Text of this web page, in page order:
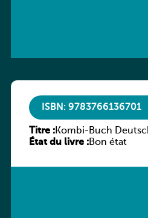
ISBN: 9783766136701
Titre :Kombi-Buch
Sprachbuch
État du livre :Bon état